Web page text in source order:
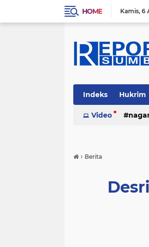
HOME Kamis 6
Indeks Hukrim
Video
› Berita